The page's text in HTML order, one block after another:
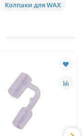
Колпаки для WAX